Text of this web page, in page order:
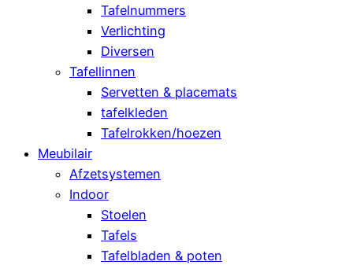
Tafelnummers
Verlichting
Diversen
Tafellinnen
Servetten & placemats
tafelkleden
Tafelrokken/hoezen
Meubilair
Afzetsystemen
Indoor
Stoelen
Tafels
Tafelbladen & poten